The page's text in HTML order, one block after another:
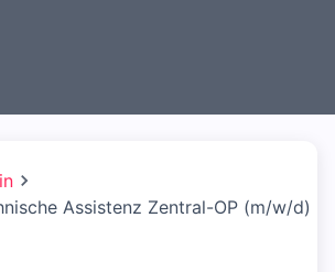
Assistenz Zentral-OP (m/w/d)